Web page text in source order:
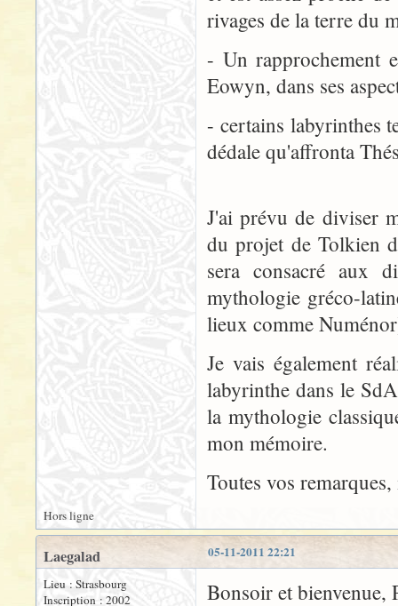
rivages de la terre du
- Un rapprochement
Eowyn, dans ses
- certains labyrinthes
dédale qu'affronta
J'ai prévu de diviser
du projet de Tolkien
sera consacré aux
mythologie gréco-
lieux comme
Je vais également
labyrinthe dans le
la mythologie
mon mémoire.
Toutes vos
Hors ligne
05-11-2011 22:21
Laegalad
Lieu : Strasbourg
Inscription : 2002
Bonsoir et bienvenue,